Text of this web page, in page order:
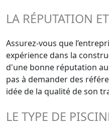
LA RÉPUTATION
Assurez-vous que
expérience dans la
d'une bonne réputation
pas à demander des
idée de la qualité de son
LE TYPE DE